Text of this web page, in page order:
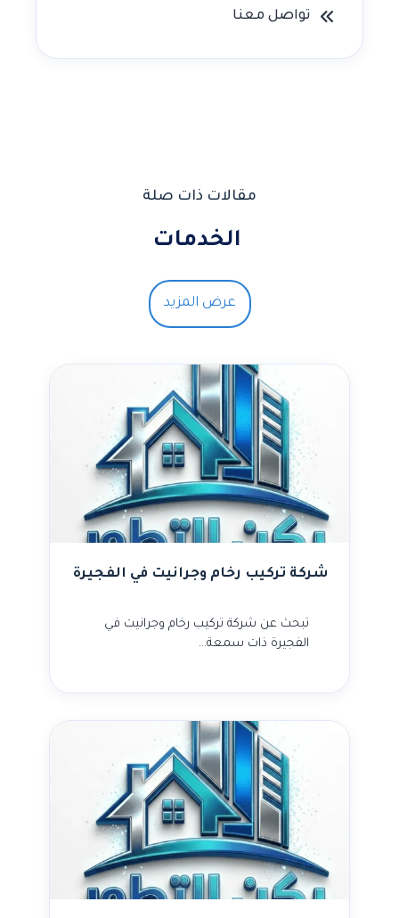
تواصل معنا
مقالات ذات صلة
الخدمات
عرض المزيد
شركة تركيب رخام وجرانيت في الفجيرة
تبحث عن شركة تركيب رخام وجرانيت في
الفجيرة ذات سمعة…